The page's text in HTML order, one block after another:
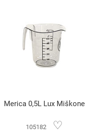
Merica 0,5L Lux Miškone
105182 ♡